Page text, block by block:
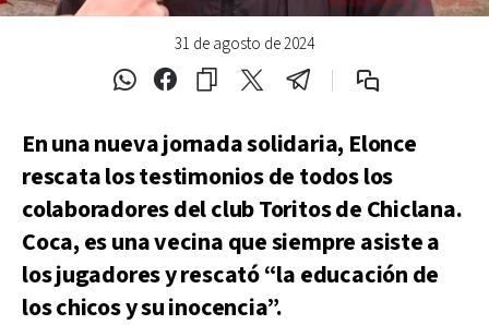
31 de agosto de 2024
En una nueva jornada solidaria, Elonce
rescata los testimonios de todos los
colaboradores del club Toritos de Chiclana.
Coca, es una vecina que siempre asiste a
los jugadores y rescató “la educación de
los chicos y su inocencia”.